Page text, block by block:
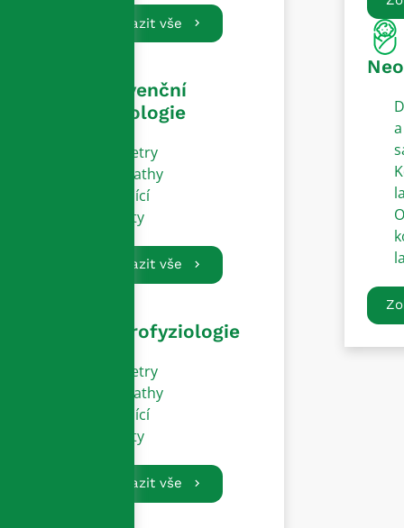
Zobrazit vše
Intervenční
kardiologie
Katetry
Sheathy
Vodící
dráty
Zobrazit vše
Elektrofyziologie
Katetry
Sheathy
Vodící
dráty
Zobrazit vše
a